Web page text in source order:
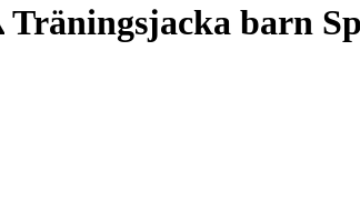
Träningsjacka barn